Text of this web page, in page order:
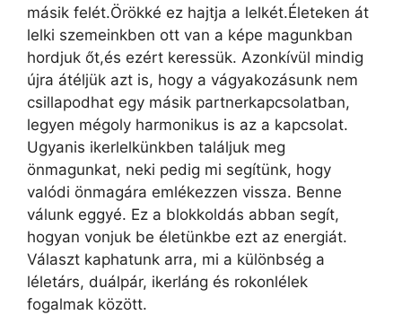
másik felét.Örökké ez hajtja a lelkét.Életeken át
lelki szemeinkben ott van a képe magunkban
hordjuk őt,és ezért keressük. Azonkívül mindig
újra átéljük azt is, hogy a vágyakozásunk nem
csillapodhat egy másik partnerkapcsolatban,
legyen mégoly harmonikus is az a kapcsolat.
Ugyanis ikerlelkünkben találjuk meg
önmagunkat, neki pedig mi segítünk, hogy
valódi önmagára emlékezzen vissza. Benne
válunk eggyé. Ez a blokkoldás abban segít,
hogyan vonjuk be életünkbe ezt az energiát.
Választ kaphatunk arra, mi a különbség a
léletárs, duálpár, ikerláng és rokonlélek
fogalmak között.